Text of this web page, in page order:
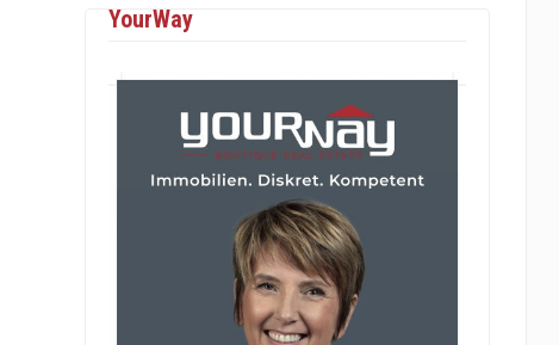
YourWay